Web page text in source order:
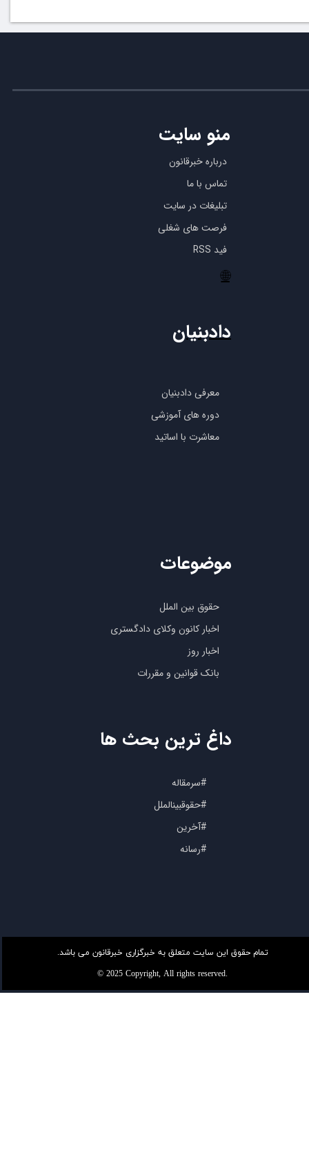
درباره خبرقانون
تماس با ما
تبلیغات در سایت
فرصت های شغلی
فید RSS
منو سایت
🌐
معرفی دادبنیان
دوره های آموزشی
معاشرت با اساتید
دادبنیان
حقوق بین الملل
اخبار کانون وکلای دادگستری
اخبار روز
بانک قوانین و مقررات
موضوعات
#سرمقاله
#حقوقبینالملل
#آخرین
#رسانه
داغ ترین بحث ها
تمام حقوق این سایت متعلق به خبرگزاری خبرقانون می باشد.
© 2025 Copyright, All rights reserved.